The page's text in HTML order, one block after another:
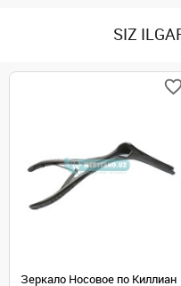
SIZ
Зеркало Носовое по Киллиан